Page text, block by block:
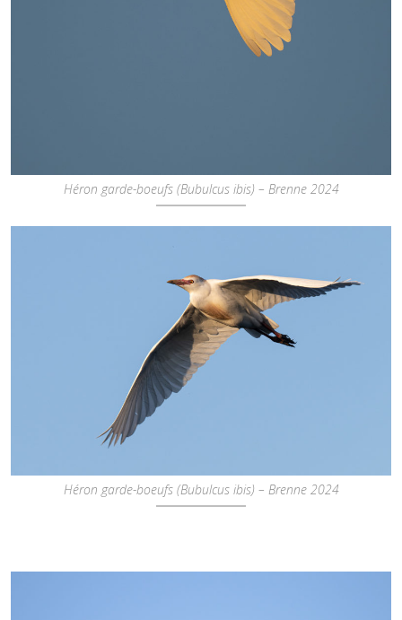
Héron garde-boeufs (Bubulcus ibis) – Brenne 2024
Héron garde-boeufs (Bubulcus ibis) – Brenne 2024